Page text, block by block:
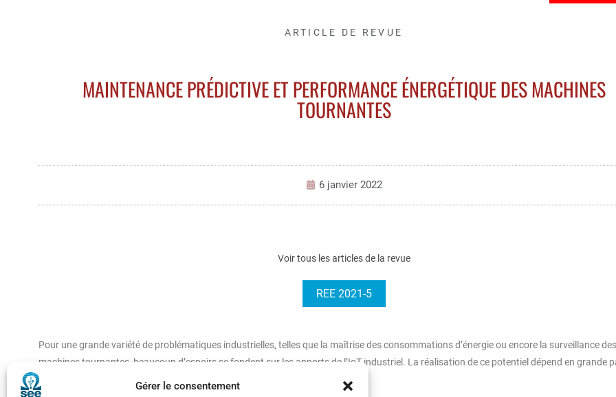
Gérer le consentement
ARTICLE DE REVUE
MAINTENANCE PRÉDICTIVE ET PERFORMANCE ÉNERGÉTIQUE DES MACHINES
TOURNANTES
6 janvier 2022
Voir tous les articles de la revue
REE 2021-5
Pour une grande variété de problématiques industrielles, telles que la maîtrise des consommations d’énergie ou encore la surveillance des
machines tournantes, beaucoup d’espoirs se fondent sur les apports de l’IoT industriel. La réalisation de ce potentiel dépend en grande
des choix technologiques et des possibilités d’intégration sur le terrain.